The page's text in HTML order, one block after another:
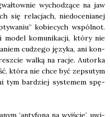
wycho­dzą­ce na jaw
się rela­cjach, nie­do­ce­nia­nej
kobie­cych wspól­not.
model komu­ni­ka­cji, któ­ry nie
cudze­go języ­ka, ani kon­
wal­ką na racje. Autor­ka
któ­ra nie chce być zepsu­tym
tym bar­dziej sys­te­mem spę­